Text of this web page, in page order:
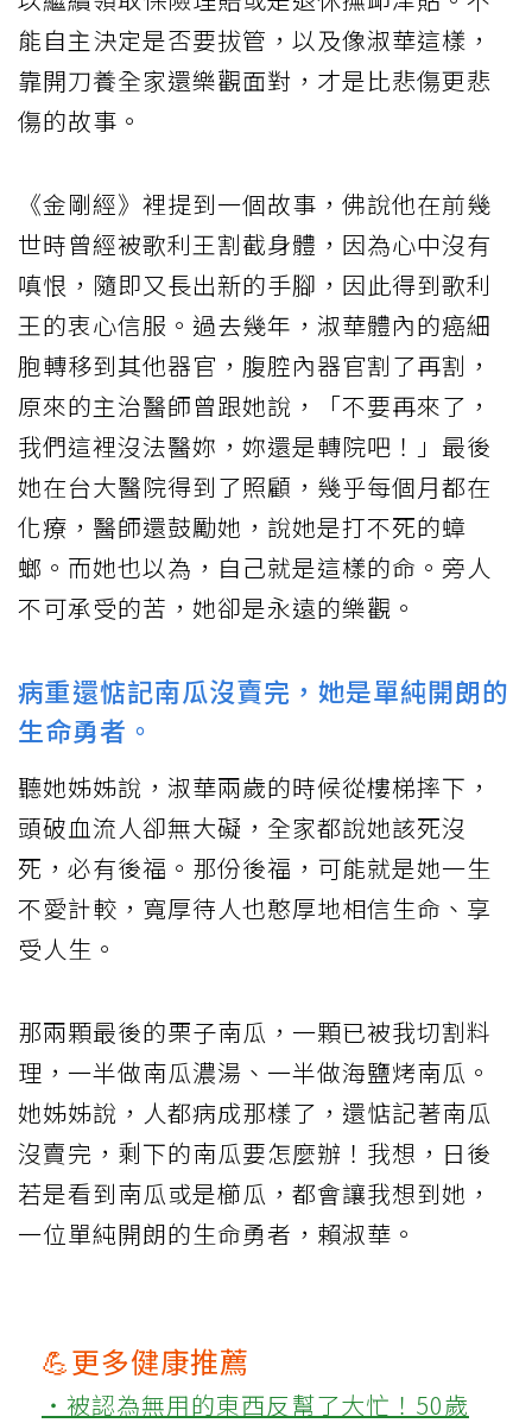
能自主決定是否要拔管，以及像淑華這樣，
靠開刀養全家還樂觀面對，才是比悲傷更悲
傷的故事。
《金剛經》裡提到一個故事，佛說他在前幾
世時曾經被歌利王割截身體，因為心中沒有
嗔恨，隨即又長出新的手腳，因此得到歌利
王的衷心信服。過去幾年，淑華體內的癌細
胞轉移到其他器官，腹腔內器官割了再割，
原來的主治醫師曾跟她說，「不要再來了，
我們這裡沒法醫妳，妳還是轉院吧！」最後
她在台大醫院得到了照顧，幾乎每個月都在
化療，醫師還鼓勵她，說她是打不死的蟑
螂。而她也以為，自己就是這樣的命。旁人
不可承受的苦，她卻是永遠的樂觀。
病重還惦記南瓜沒賣完，她是單純開朗的
生命勇者。
聽她姊姊說，淑華兩歲的時候從樓梯摔下，
頭破血流人卻無大礙，全家都說她該死沒
死，必有後福。那份後福，可能就是她一生
不愛計較，寬厚待人也憨厚地相信生命、享
受人生。
那兩顆最後的栗子南瓜，一顆已被我切割料
理，一半做南瓜濃湯、一半做海鹽烤南瓜。
她姊姊說，人都病成那樣了，還惦記著南瓜
沒賣完，剩下的南瓜要怎麼辦！我想，日後
若是看到南瓜或是櫛瓜，都會讓我想到她，
一位單純開朗的生命勇者，賴淑華。
💪更多健康推薦
‧被認為無用的東西反幫了大忙！50歲